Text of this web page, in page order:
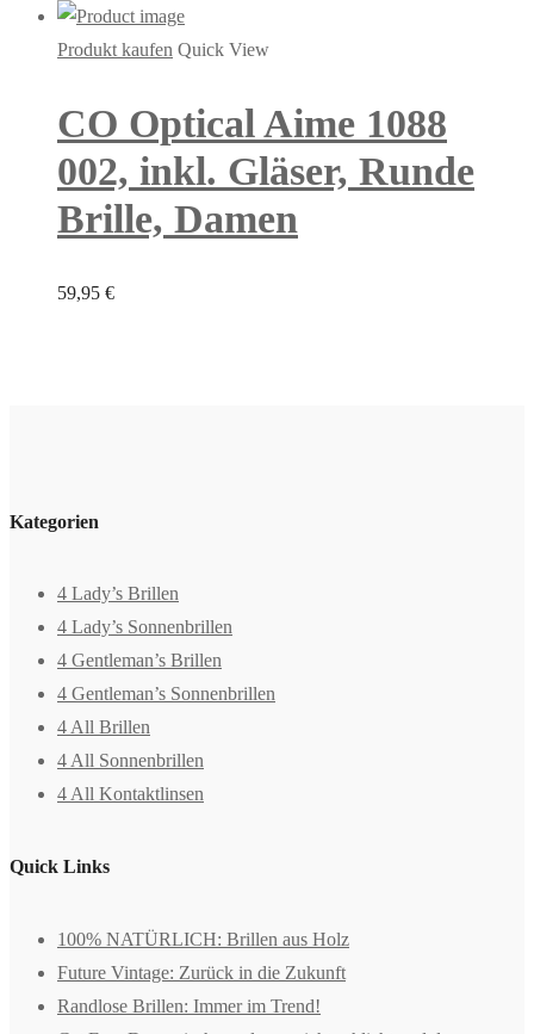
Produkt kaufen Quick View
CO Optical Aime 1088
002, inkl. Gläser, Runde
Brille, Damen
59,95 €
Kategorien
4 Lady’s Brillen
4 Lady’s Sonnenbrillen
4 Gentleman’s Brillen
4 Gentleman’s Sonnenbrillen
4 All Brillen
4 All Sonnenbrillen
4 All Kontaktlinsen
Quick Links
100% NATÜRLICH: Brillen aus Holz
Future Vintage: Zurück in die Zukunft
Randlose Brillen: Immer im Trend!